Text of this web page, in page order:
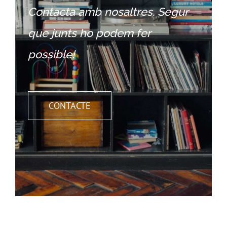
Contacta amb nosaltres. Segur
que junts ho podem fer
possible!
CONTACTE